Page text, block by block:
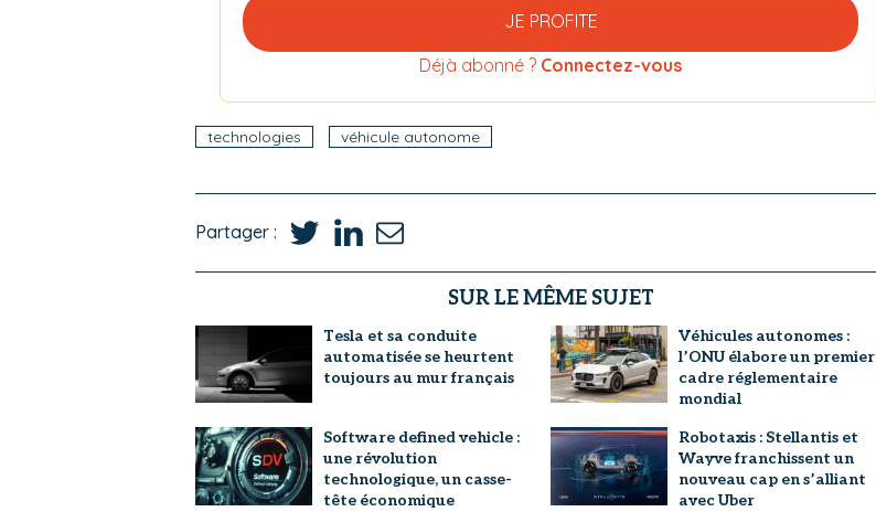
JE PROFITE
Déjà abonné ? Connectez-vous
technologies véhicule autonome
Partager :
SUR LE MÊME SUJET
Tesla et sa conduite
automatisée se heurtent
toujours au mur français
Véhicules autonomes :
l’ONU élabore un premier
cadre réglementaire
mondial
Software defined vehicle :
une révolution
technologique, un casse-
tête économique
Robotaxis : Stellantis et
Wayve franchissent un
nouveau cap en s’alliant
avec Uber